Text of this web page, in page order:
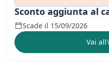
Sconto aggiunta al
Scade il 15/09/2026
Vai